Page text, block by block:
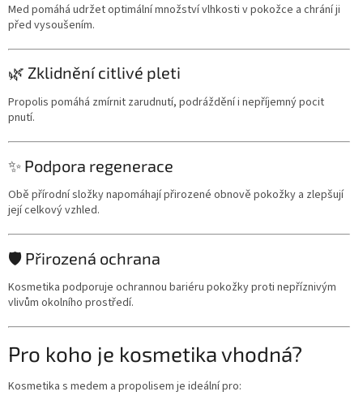
Med pomáhá udržet optimální množství vlhkosti v pokožce a chrání ji
před vysoušením.
🌿 Zklidnění citlivé pleti
Propolis pomáhá zmírnit zarudnutí, podráždění i nepříjemný pocit
pnutí.
✨ Podpora regenerace
Obě přírodní složky napomáhají přirozené obnově pokožky a zlepšují
její celkový vzhled.
🛡️ Přirozená ochrana
Kosmetika podporuje ochrannou bariéru pokožky proti nepříznivým
vlivům okolního prostředí.
Pro koho je kosmetika vhodná?
Kosmetika s medem a propolisem je ideální pro: